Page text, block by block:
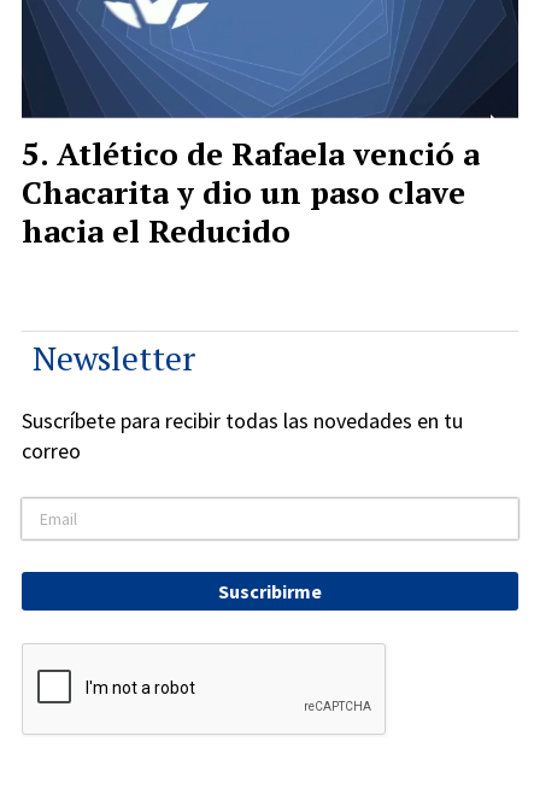
Atlético de Rafaela venció a
Chacarita y dio un paso clave
hacia el Reducido
Newsletter
Suscríbete para recibir todas las novedades en tu
correo
Suscribirme